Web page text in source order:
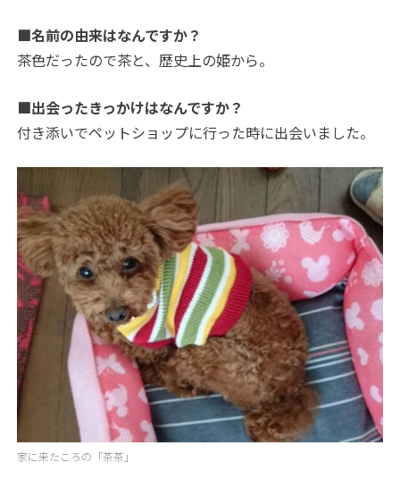
■名前の由来はなんですか？
茶色だったので茶と、歴史上の姫から。
■出会ったきっかけはなんですか？
付き添いでペットショップに行った時に出会いました。
家に来たころの「茶茶」